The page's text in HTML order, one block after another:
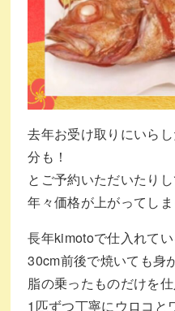
去年お受け取りにいら
分も！
とご予約いただいたりし
年々価格が上がってし
長年kimotoで仕入れてい
30cm前後で焼いても身
脂の乗ったものだけを仕
1匹ずつ丁寧にウロコと